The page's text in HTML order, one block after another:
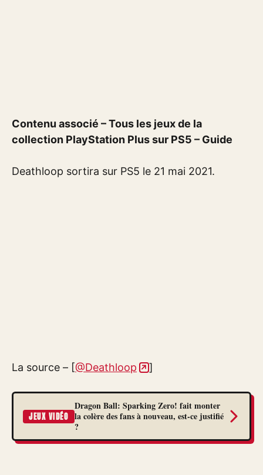
Contenu associé – Tous les jeux de la
collection PlayStation Plus sur PS5 – Guide
Deathloop sortira sur PS5 le 21 mai 2021.
La source – [@Deathloop ]
JEUX VIDÉO
Dragon Ball: Sparking Zero! fait monter
la colère des fans à nouveau, est-ce justifié
?